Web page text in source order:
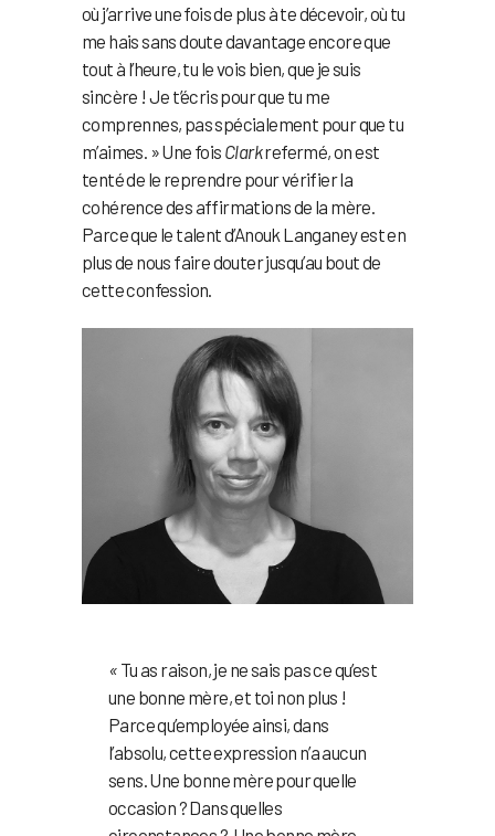
où j’arrive une fois de plus à te décevoir, où tu
me hais sans doute davantage encore que
tout à l’heure, tu le vois bien, que je suis
sincère ! Je t’écris pour que tu me
comprennes, pas spécialement pour que tu
m’aimes. » Une fois Clarkrefermé, on est
tenté de le reprendre pour vérifier la
cohérence des affirmations de la mère.
Parce que le talent d’Anouk Langaney est en
plus de nous faire douter jusqu’au bout de
cette confession.
« Tu as raison, je ne sais pas ce qu’est
une bonne mère, et toi non plus !
Parce qu’employée ainsi, dans
l’absolu, cette expression n’a aucun
sens. Une bonne mère pour quelle
occasion ? Dans quelles